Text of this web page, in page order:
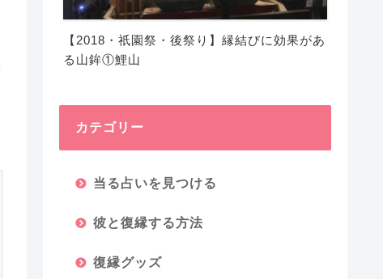
【2018・祇園祭・後祭り】縁結びに効果があ
る山鉾①鯉山
カテゴリー
当る占いを見つける
彼と復縁する方法
復縁グッズ